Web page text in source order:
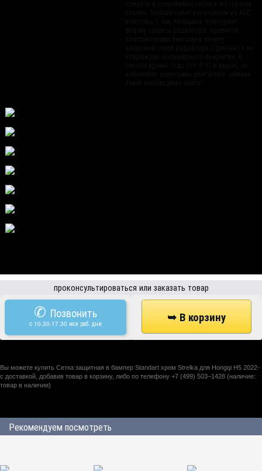
проконсультироваться или заказать товар
✆ Позвонить
c 10.30-17.30 мск раб. дни
Вы можете купить Сетка защитная в бампер Standart хром Strelka для Hongqi H5 2022-
с доставкой, добавив товар в корзину, либо по телефону +7 (499) 503–1428 (наличие:
товар в наличии)
Рекомендуем посмотреть